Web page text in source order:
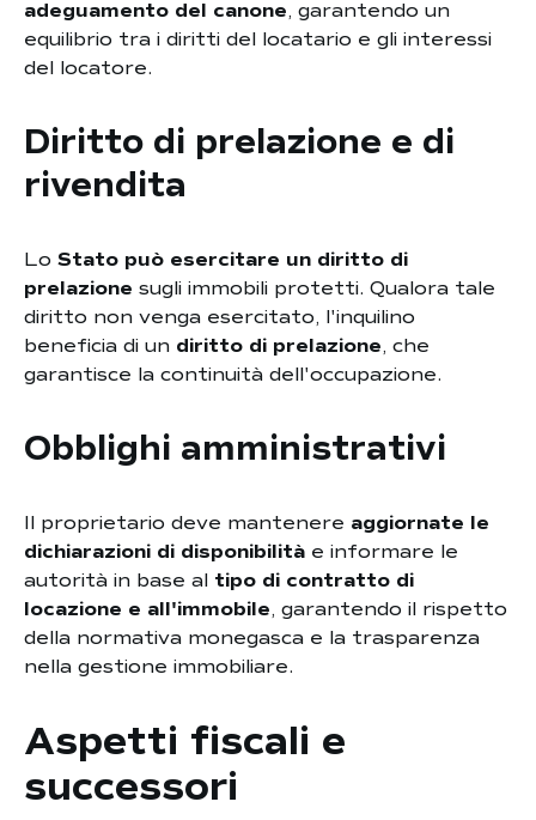
adeguamento del canone, garantendo un
equilibrio tra i diritti del locatario e gli interessi
del locatore.
Diritto di prelazione e di
rivendita
Lo Stato può esercitare un diritto di
prelazione sugli immobili protetti. Qualora tale
diritto non venga esercitato, l'inquilino
beneficia di un diritto di prelazione, che
garantisce la continuità dell'occupazione.
Obblighi amministrativi
Il proprietario deve mantenere aggiornate le
dichiarazioni di disponibilità e informare le
autorità in base al tipo di contratto di
locazione e all'immobile, garantendo il rispetto
della normativa monegasca e la trasparenza
nella gestione immobiliare.
Aspetti fiscali e
successori